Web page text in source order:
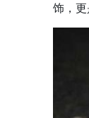
饰，更